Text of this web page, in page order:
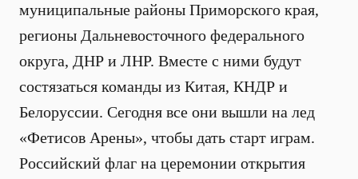
муниципальные районы Приморского края,
регионы Дальневосточного федерального
округа, ДНР и ЛНР. Вместе с ними будут
состязаться команды из Китая, КНДР и
Белоруссии. Сегодня все они вышли на лед
«Фетисов Арены», чтобы дать старт играм.
Российский флаг на церемонии открытия